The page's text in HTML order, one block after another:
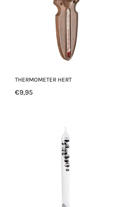
THERMOMETER HERT
Normale
€9,95